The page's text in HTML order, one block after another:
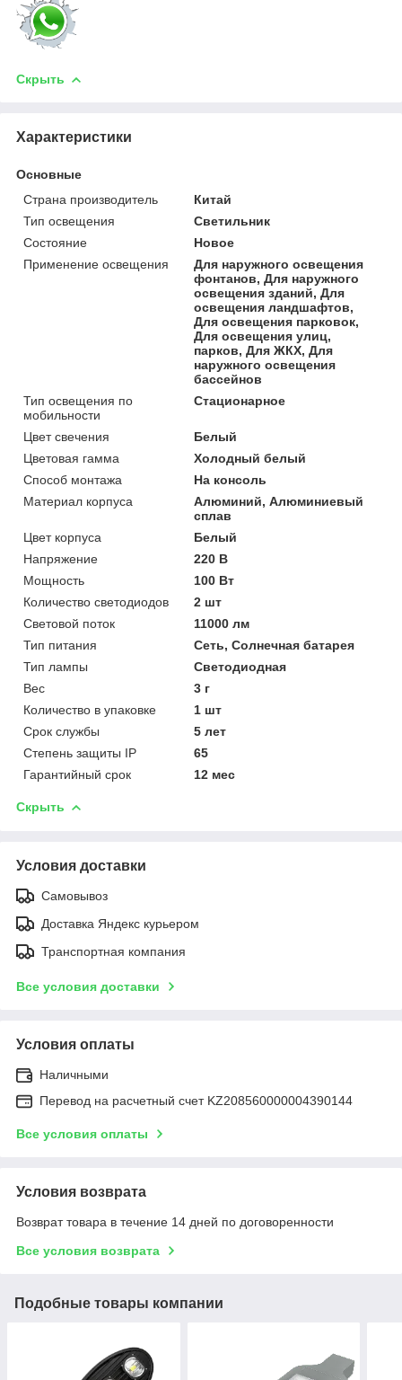
Скрыть
Характеристики
Основные
Страна производитель
Китай
Тип освещения
Светильник
Состояние
Новое
Применение освещения
Для наружного освещения
фонтанов, Для наружного
освещения зданий, Для
освещения ландшафтов,
Для освещения парковок,
Для освещения улиц,
парков, Для ЖКХ, Для
наружного освещения
бассейнов
Тип освещения по
мобильности
Стационарное
Цвет свечения
Белый
Цветовая гамма
Холодный белый
Способ монтажа
На консоль
Материал корпуса
Алюминий, Алюминиевый
сплав
Цвет корпуса
Белый
Напряжение
220 В
Мощность
100 Вт
Количество светодиодов
2 шт
Световой поток
11000 лм
Тип питания
Сеть, Солнечная батарея
Тип лампы
Светодиодная
Вес
3 г
Количество в упаковке
1 шт
Срок службы
5 лет
Степень защиты IP
65
Гарантийный срок
12 мес
Скрыть
Условия доставки
Самовывоз
Доставка Яндекс курьером
Транспортная компания
Все условия доставки
Условия оплаты
Наличными
Перевод на расчетный счет KZ208560000004390144
Все условия оплаты
Условия возврата
Возврат товара в течение 14 дней по договоренности
Все условия возврата
Подобные товары компании